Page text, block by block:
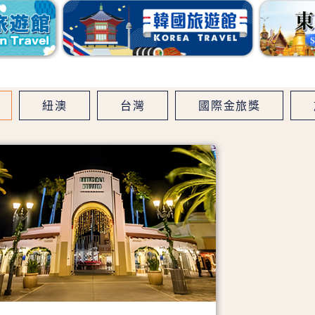
紐澳 台灣 國際金旅獎